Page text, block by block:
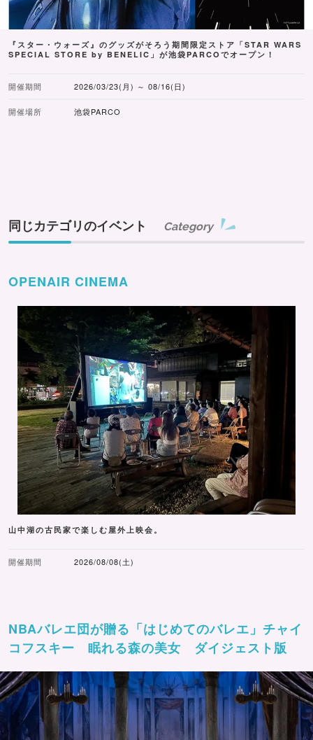
『スター・ウォーズ』のグッズがそろう期間限定ストア「STAR WARS
SPECIAL STORE by BENELIC」が池袋PARCOでオープン！
開催期間 2026/03/23(月) ～ 08/16(日)
開催場所 池袋PARCO
同じカテゴリのイベント Category
OPENAIR CINEMA
山中湖の古民家で楽しむ屋外上映会。
開催期間 2026/08/08(土)
NBAバレエ団が贈る「はじめてのバレエ」チャイ
コフスキー 眠れる森の美女 ダイジェスト版